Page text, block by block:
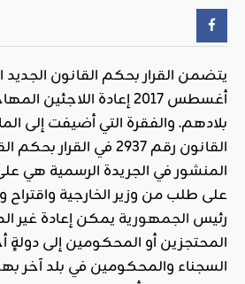
أغسطس 2017 إعادة
المنشور في الجريدة الرسمية هي
على طلب من وزير الخارجية واقتراح
رئيس الجمهورية يمكن إعادة غير
المحتجزين أو المحكومين إلى دولةٍ
السجناء والمحكومين في بلد آخر